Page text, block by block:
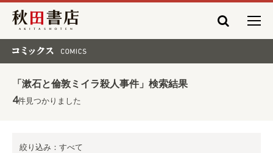
秋田書店
「漱石と倫敦ミイラ殺人事件」検索結果
4件見つかりました
絞り込み：すべて